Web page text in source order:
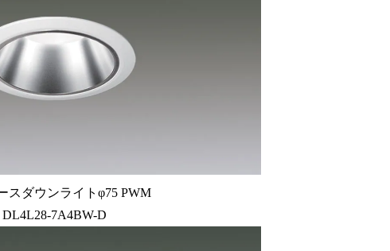
スダウンライトφ75 PWM
DL4L28-7A4BW-D